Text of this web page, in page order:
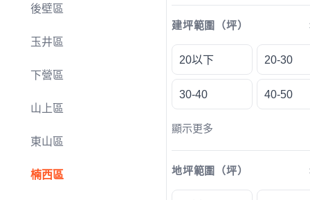
後壁區
玉井區
下營區
山上區
東山區
楠西區
建坪範圍（坪）
20以下 20-30
30-40 40-50
顯示更多
地坪範圍（坪）